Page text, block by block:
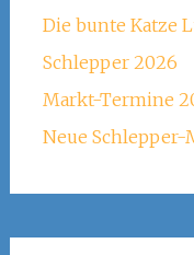
Die bunte Katze
Schlepper 2026
Markt-Termine
Neue